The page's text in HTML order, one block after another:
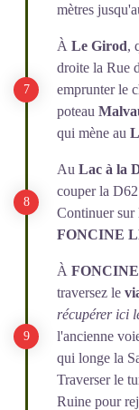
mètres
À Le Girod,
droite la Rue
emprunter le
poteau
qui mène au
Au Lac à la
couper la
Continuer sur
FONCINE
À
traversez le
récupérer ici
l'ancienne
qui longe la
Traverser le
Ruine pour